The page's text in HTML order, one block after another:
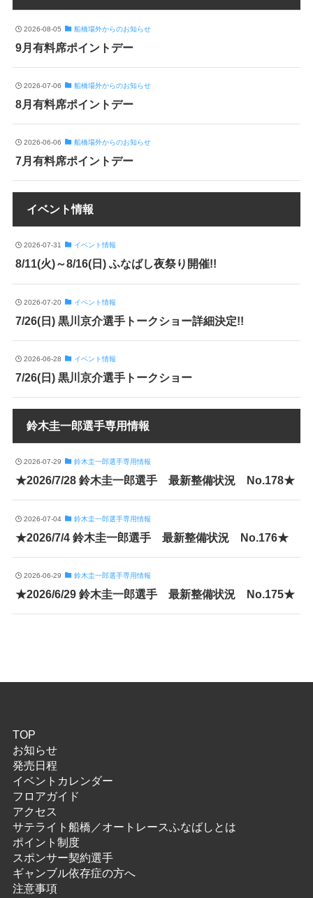
2026-08-05 船橋場外からのお知らせ
9月有料席ポイントデー
2026-07-06 船橋場外からのお知らせ
8月有料席ポイントデー
2026-06-06 船橋場外からのお知らせ
7月有料席ポイントデー
イベント情報
2026-07-31 イベント情報
8/11(火)～8/16(日) ふなばし夜祭り開催!!
2026-07-20 イベント情報
7/26(日) 黒川京介選手トークショー詳細決定!!
2026-06-28 イベント情報
7/26(日) 黒川京介選手トークショー
鈴木圭一郎選手専用情報
2026-07-29 鈴木圭一郎選手専用情報
★2026/7/28 鈴木圭一郎選手 最新整備状況 No.178★
2026-07-04 鈴木圭一郎選手専用情報
★2026/7/4 鈴木圭一郎選手 最新整備状況 No.176★
2026-06-29 鈴木圭一郎選手専用情報
★2026/6/29 鈴木圭一郎選手 最新整備状況 No.175★
TOP
お知らせ
発売日程
イベントカレンダー
フロアガイド
アクセス
サテライト船橋／オートレースふなばしとは
ポイント制度
スポンサー契約選手
ギャンブル依存症の方へ
注意事項